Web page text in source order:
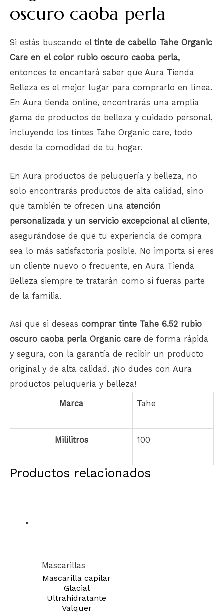
oscuro caoba perla
Si estás buscando el tinte de cabello Tahe Organic
Care en el color rubio oscuro caoba perla,
entonces te encantará saber que Aura Tienda
Belleza es el mejor lugar para comprarlo en línea.
En Aura tienda online, encontrarás una amplia
gama de productos de belleza y cuidado personal,
incluyendo los tintes Tahe Organic care, todo
desde la comodidad de tu hogar.
En Aura productos de peluquería y belleza, no
solo encontrarás productos de alta calidad, sino
que también te ofrecen una atención
personalizada y un servicio excepcional al cliente,
asegurándose de que tu experiencia de compra
sea lo más satisfactoria posible. No importa si eres
un cliente nuevo o frecuente, en Aura Tienda
Belleza siempre te tratarán como si fueras parte
de la familia.
Así que si deseas comprar tinte Tahe 6.52 rubio
oscuro caoba perla Organic care de forma rápida
y segura, con la garantía de recibir un producto
original y de alta calidad. ¡No dudes con Aura
productos peluquería y belleza!
Marca Tahe
Mililitros 100
Productos relacionados
Mascarillas
Mascarilla capilar
Glacial
Ultrahidratante
Valquer